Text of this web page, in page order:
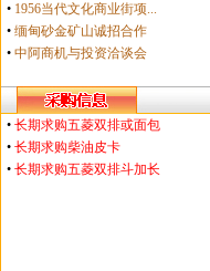
• 1956当代文化商业街项...
• 缅甸砂金矿山诚招合作
• 中阿商机与投资洽谈会
• 长期求购五菱双排或面包
• 长期求购柴油皮卡
• 长期求购五菱双排斗加长